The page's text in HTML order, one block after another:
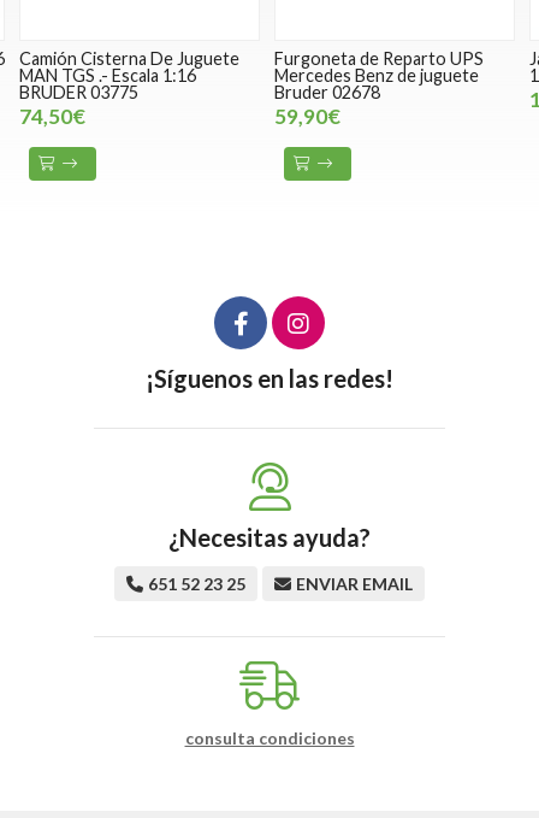
Camión Cisterna De Juguete
MAN TGS .- Escala 1:16
BRUDER 03775
74,50€
Furgoneta de Reparto UPS
Mercedes Benz de juguete
Bruder 02678
59,90€
¡Síguenos en las redes!
¿Necesitas ayuda?
651 52 23 25 ENVIAR EMAIL
consulta condiciones